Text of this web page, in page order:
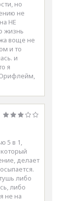
но
не
НЕ
жизнь
воще не
и то
и
я
Орифлейм,
5 в 1,
делает
либо
либо
не на